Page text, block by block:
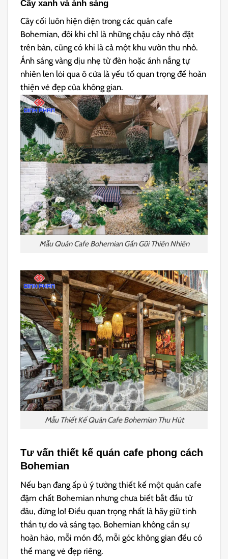
Cây xanh và ánh sáng
Cây cối luôn hiện diện trong các quán cafe
Bohemian, đôi khi chỉ là những chậu cây nhỏ đặt
trên bàn, cũng có khi là cả một khu vườn thu nhỏ.
Ánh sáng vàng dịu nhẹ từ đèn hoặc ánh nắng tự
nhiên len lỏi qua ô cửa là yếu tố quan trọng để hoàn
thiện vẻ đẹp của không gian.
Mẫu Quán Cafe Bohemian Gần Gũi Thiên Nhiên
Mẫu Thiết Kế Quán Cafe Bohemian Thu Hút
Tư vấn thiết kế quán cafe phong cách
Bohemian
Nếu bạn đang ấp ủ ý tưởng thiết kế một quán cafe
đậm chất Bohemian nhưng chưa biết bắt đầu từ
đâu, đừng lo! Điều quan trọng nhất là hãy giữ tinh
thần tự do và sáng tạo. Bohemian không cần sự
hoàn hảo, mỗi món đồ, mỗi góc không gian đều có
thể mang vẻ đẹp riêng.